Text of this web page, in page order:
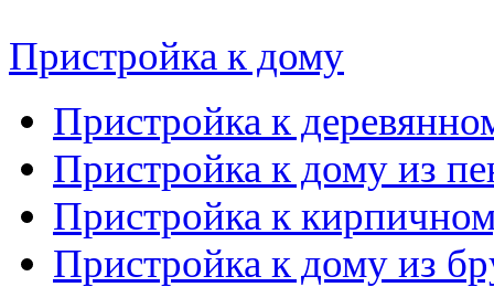
Пристройка к дому
Пристройка к
Пристройка к дому из
Пристройка к
Пристройка к дому из